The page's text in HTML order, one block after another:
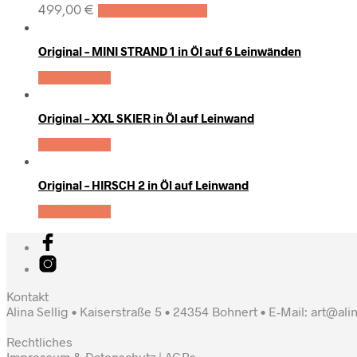
499,00 €
Original – MINI STRAND 1 in Öl auf 6 Leinwänden
Original – XXL SKIER in Öl auf Leinwand
Original – HIRSCH 2 in Öl auf Leinwand
Kontakt
Alina Sellig • Kaiserstraße 5 • 24354 Bohnert • E-Mail:
Rechtliches